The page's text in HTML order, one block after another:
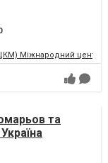
Міжнародний центр
та